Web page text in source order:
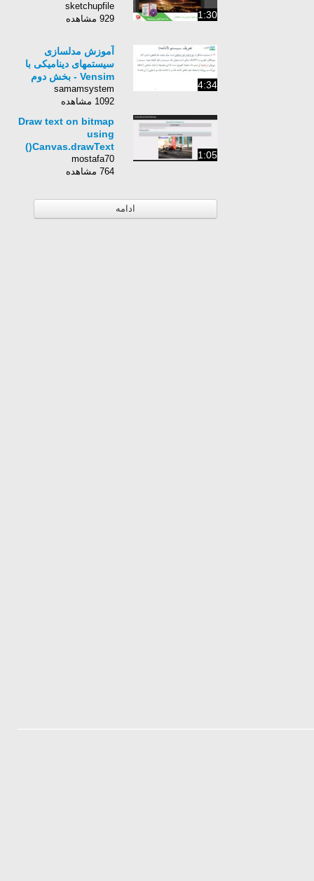
1:30
sketchupfile
929 مشاهده
4:34
آموزش مدلسازی
سیستمهای دینامیکی با
Vensim - بخش دوم
samamsystem
1092 مشاهده
1:05
Draw text on bitmap
using
Canvas.drawText()
mostafa70
764 مشاهده
ادامه